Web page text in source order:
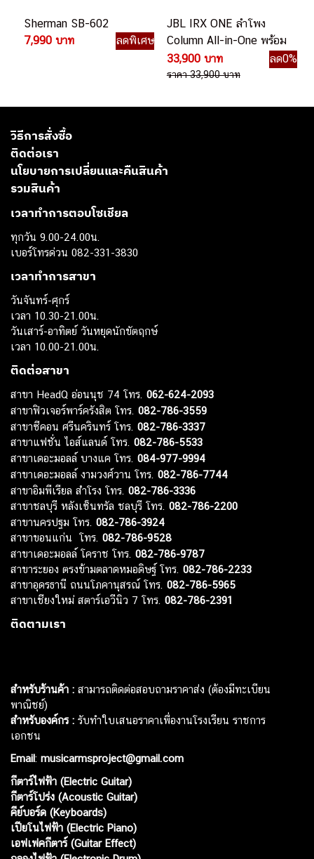
Sherman SB-602
7,990 บาท
ลดพิเศษ
JBL IRX ONE ลำโพง
Column All-in-One พร้อม
Mixer ในตัว
33,900 บาท ลด0%
ราคา 33,900 บาท
วิธีการสั่งซื้อ
ติดต่อเรา
นโยบายการเปลี่ยนและคืนสินค้า
รวมสินค้า
เวลาทำการตอบโซเชียล
ทุกวัน 9.00-24.00น.
เบอร์โทรด่วน 082-331-3830
เวลาทำการสาขา
วันจันทร์-ศุกร์
เวลา 10.30-21.00น.
วันเสาร์-อาทิตย์ วันหยุดนักขัตฤกษ์
เวลา 10.00-21.00น.
ติดต่อสาขา
สาขา HeadQ อ่อนนุช 74 โทร. 062-624-2093
สาขาฟิวเจอร์พาร์ครังสิต โทร. 082-786-3559
สาขาซีคอน ศรีนครินทร์ โทร. 082-786-3337
สาขาแฟชั่น ไอส์แลนด์ โทร. 082-786-5533
สาขาเดอะมอลล์ บางแค โทร. 084-977-9994
สาขาเดอะมอลล์ งามวงศ์วาน โทร. 082-786-7744
สาขาอิมพีเรียล สำโรง โทร. 082-786-3336
สาขาชลบุรี หลังเซ็นทรัล ชลบุรี โทร. 082-786-2200
สาขานครปฐม โทร. 082-786-3924
สาขาขอนแก่น โทร. 082-786-9528
สาขาเดอะมอลล์ โคราช โทร. 082-786-9787
สาขาระยอง ตรงข้ามตลาดหมอดิษฐ์ โทร. 082-786-2233
สาขาอุดรธานี ถนนโภคานุสรณ์ โทร. 082-786-5965
สาขาเชียงใหม่ สตาร์เอวีนิว 7 โทร. 082-786-2391
ติดตามเรา
สำหรับร้านค้า : สามารถติดต่อสอบถามราคาส่ง (ต้องมีทะเบียน
พาณิชย์)
สำหรับองค์กร : รับทำใบเสนอราคาเพื่องานโรงเรียน ราชการ
เอกชน
Email: musicarmsproject@gmail.com
กีตาร์ไฟฟ้า (Electric Guitar)
กีตาร์โปร่ง (Acoustic Guitar)
คีย์บอร์ด (Keyboards)
เปียโนไฟฟ้า (Electric Piano)
เอฟเฟคกีตาร์ (Guitar Effect)